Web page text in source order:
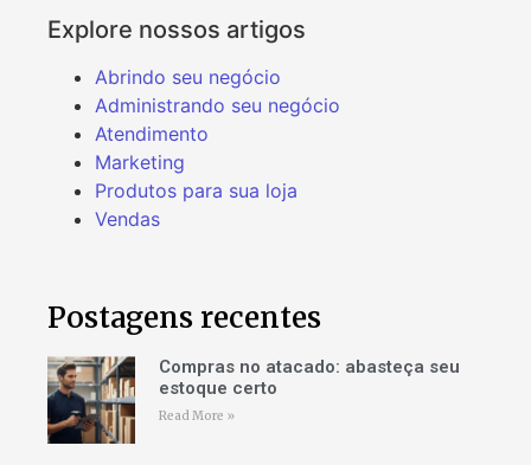
Explore nossos artigos
Abrindo seu negócio
Administrando seu negócio
Atendimento
Marketing
Produtos para sua loja
Vendas
Postagens recentes
Compras no atacado: abasteça seu
estoque certo
Read More »